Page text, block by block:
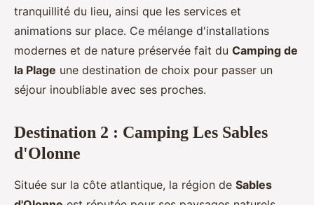
tranquillité du lieu, ainsi que les services et
animations sur place. Ce mélange d'installations
modernes et de nature préservée fait du Camping de
la Plage une destination de choix pour passer un
séjour inoubliable avec ses proches.
Destination 2 : Camping Les Sables
d'Olonne
Située sur la côte atlantique, la région de Sables